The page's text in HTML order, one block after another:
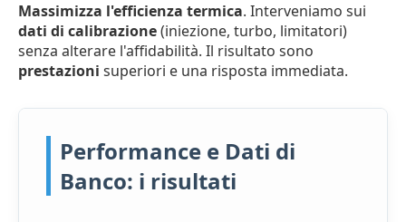
Massimizza l'efficienza termica. Interveniamo sui
dati di calibrazione(iniezione, turbo, limitatori)
senza alterare l'affidabilità. Il risultato sono
prestazioni superiori e una risposta immediata.
Performance e Dati di
Banco: i risultati